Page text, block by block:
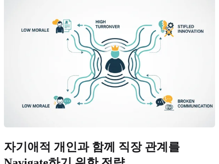
자기애적 개인과 함께 직장 관계를